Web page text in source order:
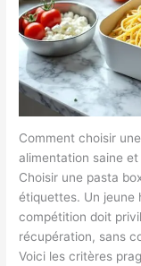
Comment choisir
alimentation saine
Choisir une pasta
étiquettes. Un jeune
compétition doit
récupération, sans
Voici les critères